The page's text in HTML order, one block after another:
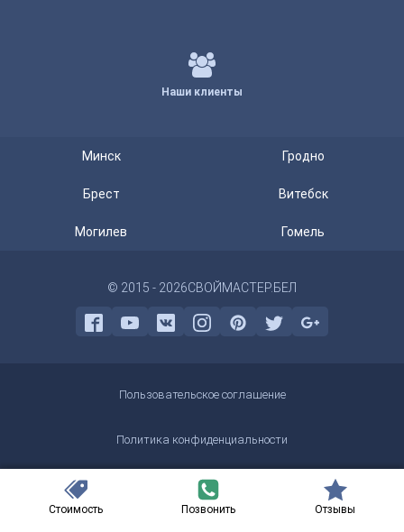
Наши клиенты
Минск Гродно
Брест Витебск
Могилев Гомель
© 2015 - 2026СВОЙМАСТЕР.БЕЛ
Пользовательское соглашение
Политика конфиденциальности
ООО "Пайплайн Системы" УНП 692206240
г. Минск пр. Машерова 25/3
Cтоимость Позвонить Отзывы